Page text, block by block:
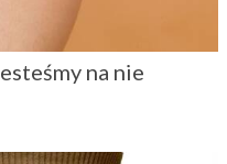
na nie